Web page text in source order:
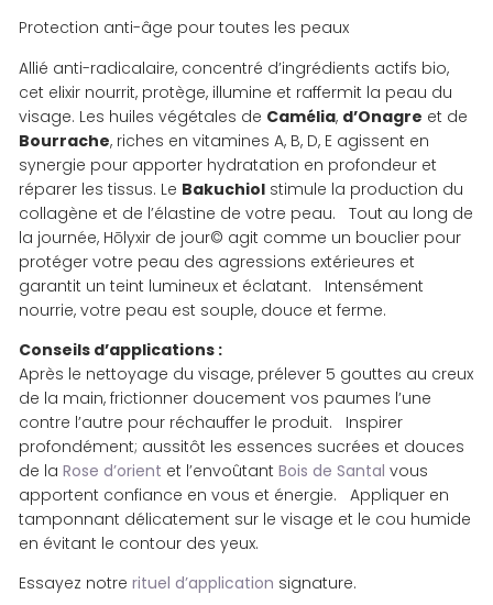
Protection anti-âge pour toutes les peaux
Allié anti-radicalaire, concentré d’ingrédients actifs bio,
cet elixir nourrit, protège, illumine et raffermit la peau du
visage. Les huiles végétales de Camélia, d’Onagre et de
Bourrache, riches en vitamines A, B, D, E agissent en
synergie pour apporter hydratation en profondeur et
réparer les tissus. Le Bakuchiolstimule la production du
collagène et de l’élastine de votre peau. Tout au long de
la journée, Hōlyxir de jour© agit comme un bouclier pour
protéger votre peau des agressions extérieures et
garantit un teint lumineux et éclatant. Intensément
nourrie, votre peau est souple, douce et ferme.
Conseils d’applications :
Après le nettoyage du visage, prélever 5 gouttes au creux
de la main, frictionner doucement vos paumes l’une
contre l’autre pour réchauffer le produit. Inspirer
profondément; aussitôt les essences sucrées et douces
de la Rose d’orient et l’envoûtant Bois de Santal vous
apportent confiance en vous et énergie. Appliquer en
tamponnant délicatement sur le visage et le cou humide
en évitant le contour des yeux.
Essayez notre rituel d’application signature.